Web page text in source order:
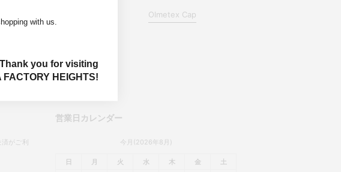
with us.
Thank you for visiting
FACTORY HEIGHTS!
Olmetex Cap
がご利
営業日カレンダー
今月(2026年8月)
日 月 火 水 木 金
土